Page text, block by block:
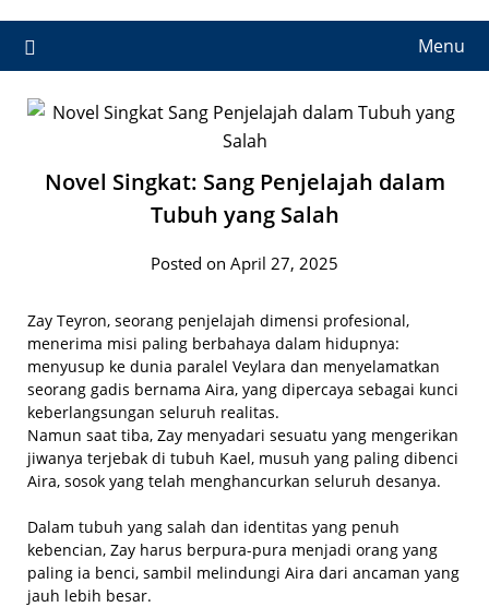
Menu
Novel Singkat: Sang Penjelajah dalam
Tubuh yang Salah
Posted on April 27, 2025
Zay Teyron, seorang penjelajah dimensi profesional,
menerima misi paling berbahaya dalam hidupnya:
menyusup ke dunia paralel Veylara dan menyelamatkan
seorang gadis bernama Aira, yang dipercaya sebagai kunci
keberlangsungan seluruh realitas.
Namun saat tiba, Zay menyadari sesuatu yang mengerikan
jiwanya terjebak di tubuh Kael, musuh yang paling dibenci
Aira, sosok yang telah menghancurkan seluruh desanya.
Dalam tubuh yang salah dan identitas yang penuh
kebencian, Zay harus berpura-pura menjadi orang yang
paling ia benci, sambil melindungi Aira dari ancaman yang
jauh lebih besar.